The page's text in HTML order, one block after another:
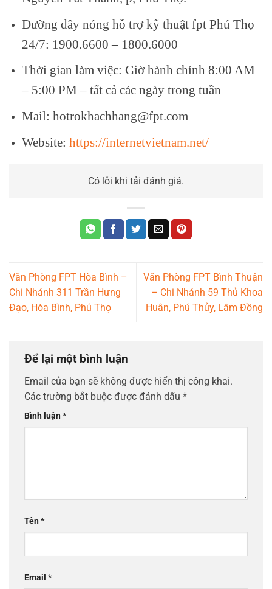
Đường dây nóng hỗ trợ kỹ thuật fpt Phú Thọ
24/7: 1900.6600 – 1800.6000
Thời gian làm việc: Giờ hành chính 8:00 AM
– 5:00 PM – tất cả các ngày trong tuần
Mail: hotrokhachhang@fpt.com
Website: https://internetvietnam.net/
Có lỗi khi tải đánh giá.
Văn Phòng FPT Hòa Bình –
Chi Nhánh 311 Trần Hưng
Đạo, Hòa Bình, Phú Thọ
Văn Phòng FPT Bình Thuận
– Chi Nhánh 59 Thủ Khoa
Huân, Phú Thủy, Lâm Đồng
Để lại một bình luận
Email của bạn sẽ không được hiển thị công khai.
Các trường bắt buộc được đánh dấu *
Bình luận*
Tên*
Email *